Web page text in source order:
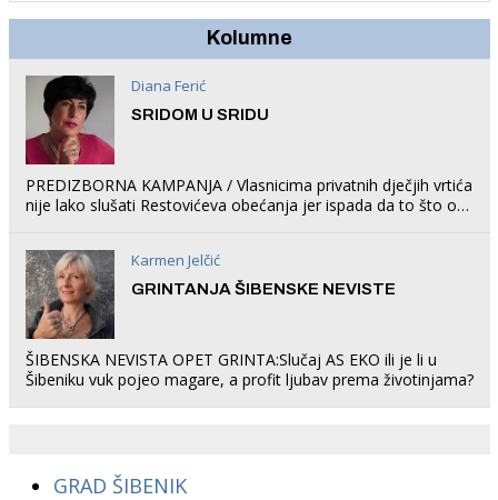
Kolumne
Diana Ferić
SRIDOM U SRIDU
PREDIZBORNA KAMPANJA / Vlasnicima privatnih dječjih vrtića
nije lako slušati Restovićeva obećanja jer ispada da to što oni
Karmen Jelčić
GRINTANJA ŠIBENSKE NEVISTE
ŠIBENSKA NEVISTA OPET GRINTA:Slučaj AS EKO ili je li u
Šibeniku vuk pojeo magare, a profit ljubav prema životinjama?
GRAD ŠIBENIK